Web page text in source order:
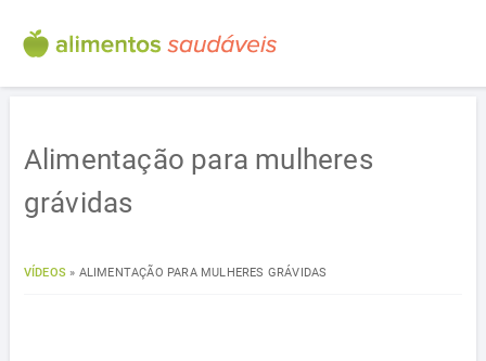
Alimentação para mulheres
grávidas
VÍDEOS» ALIMENTAÇÃO PARA MULHERES GRÁVIDAS